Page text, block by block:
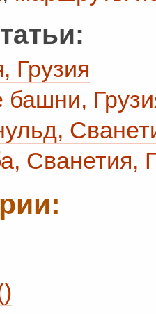
Грузия
башни,
Сванетия,
)